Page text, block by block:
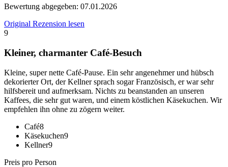
Bewertung abgegeben: 07.01.2026
Original Rezension lesen
9
Kleiner, charmanter Café-Besuch
Kleine, super nette Café-Pause. Ein sehr angenehmer und hübsch
dekorierter Ort, der Kellner sprach sogar Französisch, er war sehr
hilfsbereit und aufmerksam. Nichts zu beanstanden an unseren
Kaffees, die sehr gut waren, und einem köstlichen Käsekuchen. Wir
empfehlen ihn ohne zu zögern weiter.
Café8
Käsekuchen9
Kellner9
Preis pro Person